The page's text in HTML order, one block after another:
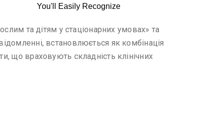
та дітям у стаціонарних умовах» та
встановлюється як комбінація
що враховують складність клінічних